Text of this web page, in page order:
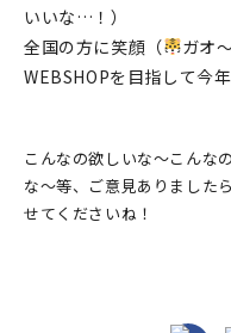
いいな…！）
全国の方に笑顔（
ガオ
WEBSHOPを目指して今
こんなの欲しいな～こんな
な～等、ご意見ありました
せてくださいね！